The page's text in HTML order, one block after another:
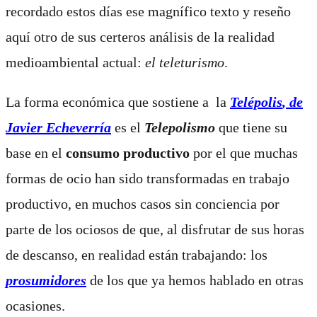
recordado estos días ese magnífico texto y reseño
aquí otro de sus certeros análisis de la realidad
medioambiental actual: el teleturismo.
La forma económica que sostiene a la Telépolis, de
Javier Echeverría es el Telepolismo que tiene su
base en el consumo productivo por el que muchas
formas de ocio han sido transformadas en trabajo
productivo, en muchos casos sin conciencia por
parte de los ociosos de que, al disfrutar de sus horas
de descanso, en realidad están trabajando: los
prosumidores de los que ya hemos hablado en otras
ocasiones.